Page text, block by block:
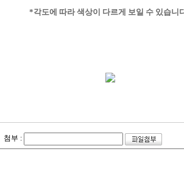
*각도에 따라 색상이 다르게 보일 수 있습니
첨부 :